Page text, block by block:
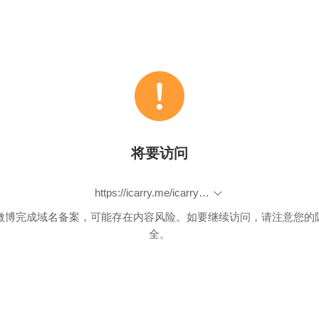
将要访问
https://icarry.me/icarry-product.php?id=5505
博完成域名备案，可能存在内容风险。如要继续访问，请注意您的
全。